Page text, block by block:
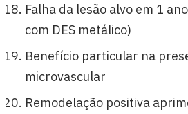
Falha da lesão alvo em 1
com DES metálico)
Benefício particular na
microvascular
Remodelação positiva